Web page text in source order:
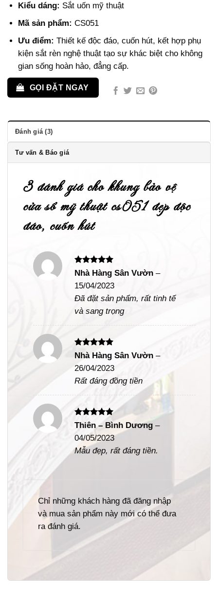
Kiểu dáng: Sắt uốn mỹ thuật
Mã sản phẩm: CS051
Ưu điểm: Thiết kế độc đáo, cuốn hút, kết hợp phụ
kiện sắt rèn nghệ thuật tạo sự khác biệt cho không
gian sống hoàn hảo, đẳng cấp.
GỌI ĐẶT NGAY
Đánh giá (3)
Tư vấn & Báo giá
3 đánh giá chokhung bảo vệ
cửa sổ mỹ thuật cs051 đẹp độc
đáo, cuốn hút
Được xếp
sao
Nhà Hàng Sân Vườn–
15/04/2023
Đã đặt sản phẩm, rất tinh tế
và sang trọng
Được xếp
sao
Nhà Hàng Sân Vườn–
26/04/2023
Rất đáng đồng tiền
Được xếp
hạng 5
sao
Thiên – Bình Dương–
04/05/2023
Mẫu đẹp, rất đáng tiền.
Chỉ những khách hàng đã đăng nhập
và mua sản phẩm này mới có thể đưa
ra đánh giá.